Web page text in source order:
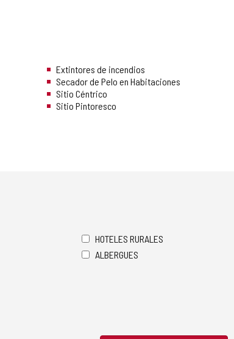
Extintores de incendios
Secador de Pelo en Habitaciones
Sitio Céntrico
Sitio Pintoresco
HOTELES RURALES
ALBERGUES